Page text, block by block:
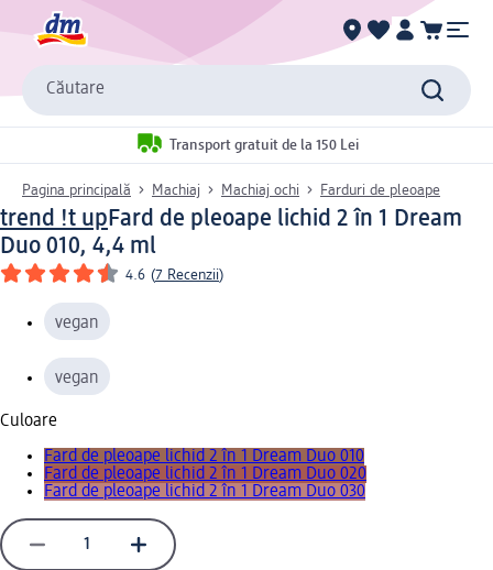
Căutare
Transport gratuit de la 150 Lei
Pagina principală Machiaj Machiaj ochi Farduri de pleoape
trend !t upFard de pleoape lichid 2 în 1 Dream
Duo 010, 4,4 ml
4.6 (7 Recenzii)
vegan
vegan
Culoare
Fard de pleoape lichid 2 în 1 Dream Duo 010
Fard de pleoape lichid 2 în 1 Dream Duo 020
Fard de pleoape lichid 2 în 1 Dream Duo 030